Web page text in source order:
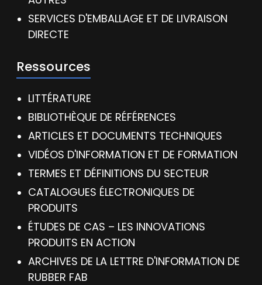
SERVICES D'EMBALLAGE ET DE LIVRAISON
DIRECTE
Ressources
LITTÉRATURE
BIBLIOTHÈQUE DE RÉFÉRENCES
ARTICLES ET DOCUMENTS TECHNIQUES
VIDÉOS D'INFORMATION ET DE FORMATION
TERMES ET DÉFINITIONS DU SECTEUR
CATALOGUES ÉLECTRONIQUES DE
PRODUITS
ÉTUDES DE CAS – LES INNOVATIONS
PRODUITS EN ACTION
ARCHIVES DE LA LETTRE D'INFORMATION DE
RUBBER FAB